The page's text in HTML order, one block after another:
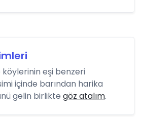
köylerinin eşi benzeri
içinde barından harika
gelin birlikte göz atalım.